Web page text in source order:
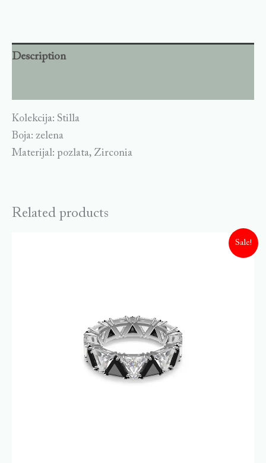
Description
Kolekcija: Stilla
Boja: zelena
Materijal: pozlata, Zirconia
Related products
Sale!